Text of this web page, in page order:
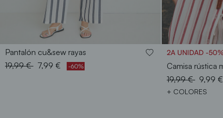
Pantalón cu&sew rayas
Price reduced from
19,99 €to7,99 € -60%
SM XLXXL
2A UNIDAD -
Camisa rústica
Price reduced
19,99 €to9,99 €
+ COLORES